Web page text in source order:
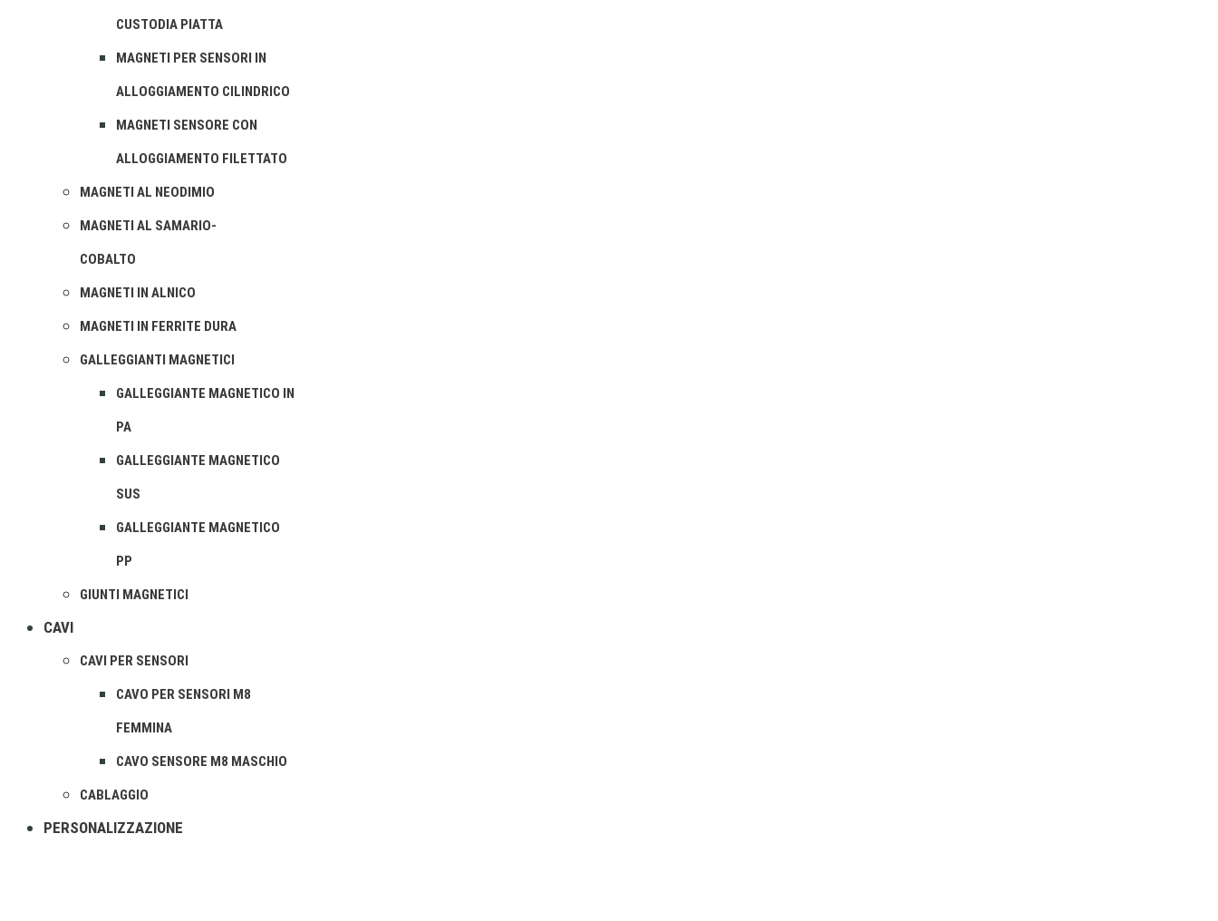
CUSTODIA PIATTA
MAGNETI PER SENSORI IN
ALLOGGIAMENTO CILINDRICO
MAGNETI SENSORE CON
ALLOGGIAMENTO FILETTATO
MAGNETI AL NEODIMIO
MAGNETI AL SAMARIO-
COBALTO
MAGNETI IN ALNICO
MAGNETI IN FERRITE DURA
GALLEGGIANTI MAGNETICI
GALLEGGIANTE MAGNETICO IN
PA
GALLEGGIANTE MAGNETICO
SUS
GALLEGGIANTE MAGNETICO
PP
GIUNTI MAGNETICI
CAVI
CAVI PER SENSORI
CAVO PER SENSORI M8
FEMMINA
CAVO SENSORE M8 MASCHIO
CABLAGGIO
PERSONALIZZAZIONE